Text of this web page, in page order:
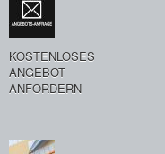
KOSTENLOSES
ANGEBOT
ANFORDERN